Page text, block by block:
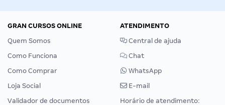
GRAN CURSOS ONLINE
Quem Somos
Como Funciona
Como Comprar
Loja Social
Validador de documentos
ATENDIMENTO
Central de ajuda
Chat
WhatsApp
E-mail
Horário de atendimento: